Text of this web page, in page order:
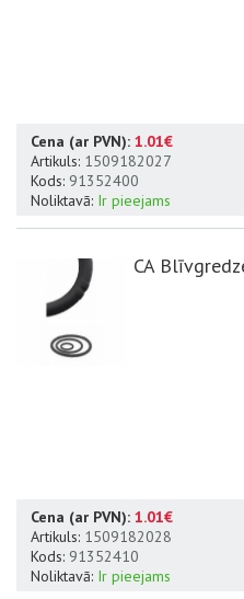
Cena (ar PVN): 1.01€
Artikuls: 1509182027
Kods: 91352400
Noliktavā: Ir pieejams
CA
Cena (ar PVN): 1.01€
Artikuls: 1509182028
Kods: 91352410
Noliktavā: Ir pieejams